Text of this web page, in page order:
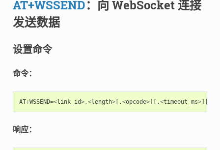
AT+WSSEND：向 WebSocket 连接
发送数据
设置命令
命令：
AT+WSSEND=<link_id>,<length>[,<opcode>][,<timeout_ms>][,
响应：